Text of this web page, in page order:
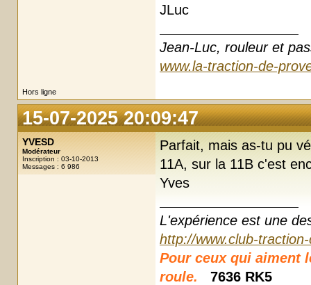
JLuc
Jean-Luc, rouleur et
www.la-traction-de-
Hors ligne
15-07-2025 20:09:47
YVESD
Modérateur
Inscription : 03-10-2013
Messages : 6 986
Parfait, mais as-tu pu
11A, sur la 11B c'est
Yves
L'expérience est une
http://www.club-
Pour ceux qui aiment
roule.
7636 RK5